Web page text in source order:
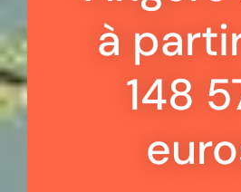
à
148